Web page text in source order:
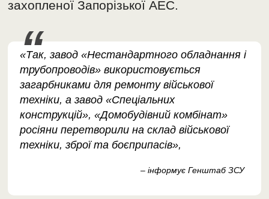
захопленої Запорізької АЕС.
«Так, завод «Нестандартного обладнання і
трубопроводів» використовується
загарбниками для ремонту військової
техніки, а завод «Спеціальних
конструкцій», «Домобудівний комбінат»
росіяни перетворили на склад військової
техніки, зброї та боєприпасів»,
– інформує Генштаб ЗСУ